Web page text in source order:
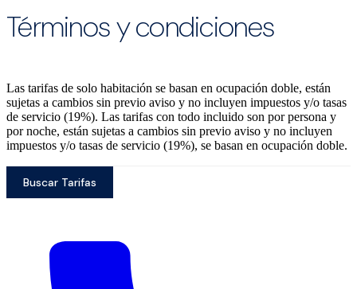
Términos y condiciones
Las tarifas de solo habitación se basan en ocupación doble, están
sujetas a cambios sin previo aviso y no incluyen impuestos y/o tasas
de servicio (19%). Las tarifas con todo incluido son por persona y
por noche, están sujetas a cambios sin previo aviso y no incluyen
impuestos y/o tasas de servicio (19%), se basan en ocupación doble.
Buscar Tarifas